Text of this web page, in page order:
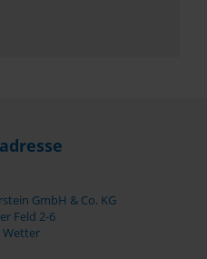
GmbH & Co. KG
Feld 2-6
Wetter